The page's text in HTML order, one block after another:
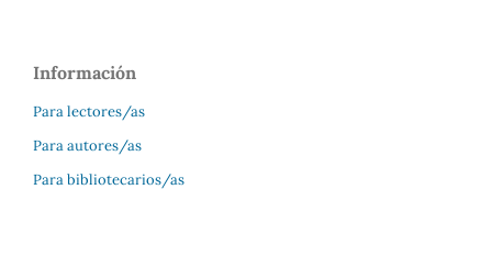
Información
Para lectores/as
Para autores/as
Para bibliotecarios/as